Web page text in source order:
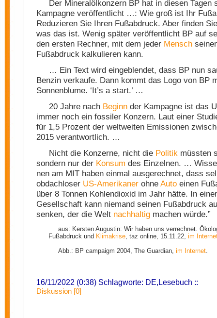
Der Mineralölkonzern BP hat in diesen Tagen
Kampagne veröffentlicht …: Wie groß ist Ihr
Reduzieren Sie Ihren Fußabdruck. Aber finden
was das ist. Wenig später veröffentlicht BP auf
den ersten Rechner, mit dem jeder Mensch
Fußabdruck kalkulieren kann.
… Ein Text wird eingeblendet, dass BP nun
Benzin verkaufe. Dann kommt das Logo von BP
Sonnenblume. ‘It’s a start.’ …
20 Jahre nach Beginn der Kampagne ist das
immer noch ein fossiler Konzern. Laut einer
für 1,5 Prozent der weltweiten Emissionen
2015 verantwortlich. …
Nicht die Konzerne, nicht die Politik müssten
sondern nur der Konsum des Einzelnen. …
nen am MIT haben einmal ausgerechnet, dass
obdachloser US-Amerikaner ohne Auto einen
über 8 Tonnen Kohlendioxid im Jahr hätte. In
Gesellschaft kann niemand seinen Fußabdruck
senken, der die Welt nachhaltig machen würde.”
aus: Kersten Augustin: Wir haben uns verrechnet.
Fußabdruck und Klimakrise, taz online, 15.11.22, im
Abb.: BP campaigm 2004, The Guardian, im Internet.
16/11/2022 (0:38) Schlagworte: DE,Lesebuch ::
Diskussion [0]